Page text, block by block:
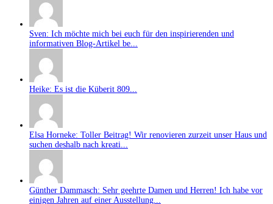
Sven: Ich möchte mich bei euch für den inspirierenden und
informativen Blog-Artikel be...
Heike: Es ist die Küberit 809...
Elsa Horneke: Toller Beitrag! Wir renovieren zurzeit unser Haus und
suchen deshalb nach kreati...
Günther Dammasch: Sehr geehrte Damen und Herren! Ich habe vor
einigen Jahren auf einer Ausstellung...